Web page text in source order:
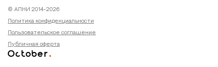
© АПНИ 2014-2026
Политика конфиденциальности
Пользовательское соглашение
Публичная оферта